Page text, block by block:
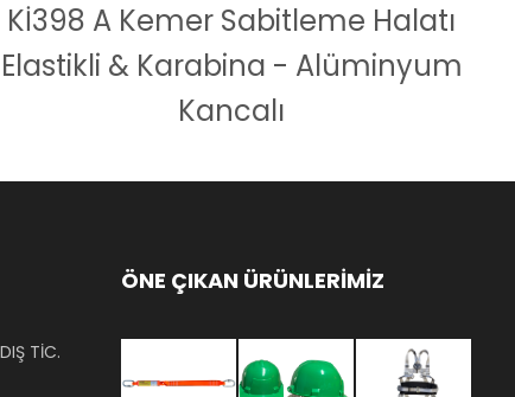
Kİ398 A Kemer Sabitleme Halatı
Elastikli & Karabina - Alüminyum
Kancalı
TİC.
ÖNE ÇIKAN ÜRÜNLERİMİZ